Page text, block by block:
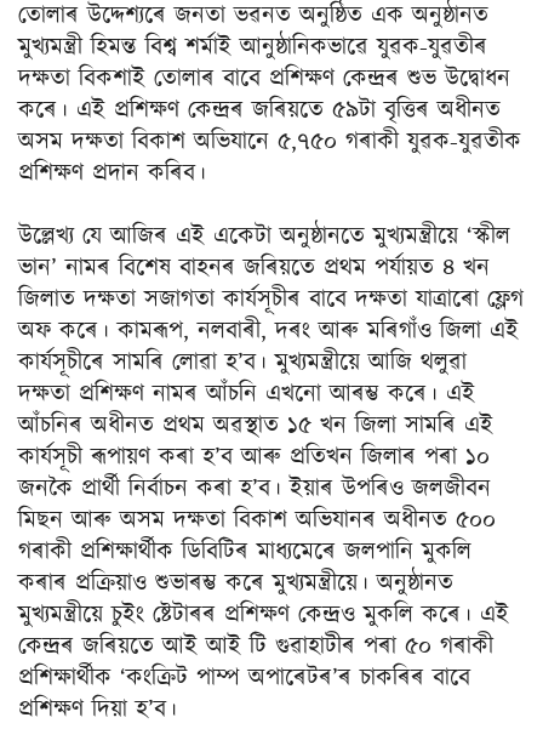
তোলাৰ উদ্দেশ্যৰে জনতা ভৱনত অনুষ্ঠিত এক অনুষ্ঠানত
মুখ্যমন্ত্ৰী হিমন্ত বিশ্ব শর্মাই আনুষ্ঠানিকভাৱে যুৱক-যুৱতীৰ
দক্ষতা বিকশাই তোলাৰ বাবে প্ৰশিক্ষণ কেন্দ্ৰৰ শুভ উদ্বোধন
কৰে। এই প্ৰশিক্ষণ কেন্দ্ৰৰ জৰিয়তে ৫৯টা বৃত্তিৰ অধীনত
অসম দক্ষতা বিকাশ অভিযানে ৫,৭৫০ গৰাকী যুৱক-যুৱতীক
প্ৰশিক্ষণ প্ৰদান কৰিব।
উল্লেখ্য যে আজিৰ এই একেটা অনুষ্ঠানতে মুখ্যমন্ত্ৰীয়ে ‘স্কীল
ভান’ নামৰ বিশেষ বাহনৰ জৰিয়তে প্রথম পর্যায়ত ৪ খন
জিলাত দক্ষতা সজাগতা কাৰ্যসূচীৰ বাবে দক্ষতা যাত্ৰাৰো ফ্লেগ
অফ কৰে। কামৰূপ, নলবাৰী, দৰং আৰু মৰিগাঁও জিলা এই
কাৰ্যসূচীৰে সামৰি লোৱা হ’ব। মুখ্যমন্ত্ৰীয়ে আজি থলুৱা
দক্ষতা প্রশিক্ষণ নামৰ আঁচনি এখনো আৰম্ভ কৰে। এই
আঁচনিৰ অধীনত প্ৰথম অৱস্থাত ১৫ খন জিলা সামৰি এই
কাৰ্যসূচী ৰূপায়ণ কৰা হ’ব আৰু প্ৰতিখন জিলাৰ পৰা ১০
জনকৈ প্ৰাৰ্থী নিৰ্বাচন কৰা হ’ব। ইয়াৰ উপৰিও জলজীবন
মিছন আৰু অসম দক্ষতা বিকাশ অভিযানৰ অধীনত ৫০০
গৰাকী প্ৰশিক্ষাৰ্থীক ডিবিটিৰ মাধ্যমেৰে জলপানি মুকলি
কৰাৰ প্ৰক্ৰিয়াও শুভাৰম্ভ কৰে মুখ্যমন্ত্ৰীয়ে। অনুষ্ঠানত
মুখ্যমন্ত্ৰীয়ে চুইং ষ্টেটাৰৰ প্ৰশিক্ষণ কেন্দ্ৰও মুকলি কৰে। এই
কেন্দ্ৰৰ জৰিয়তে আই আই টি গুৱাহাটীৰ পৰা ৫০ গৰাকী
প্ৰশিক্ষাৰ্থীক ‘কংক্রিট পাম্প অপাৰেটৰ’ৰ চাকৰিৰ বাবে
প্ৰশিক্ষণ দিয়া হ’ব।